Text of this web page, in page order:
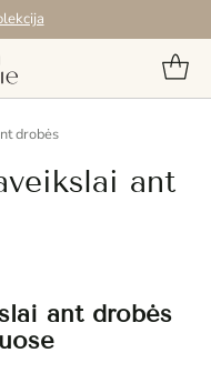
drobės
ant
ant drobės